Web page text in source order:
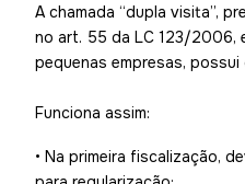
A chamada “dupla visita”,
no art. 55 da LC 123/2006,
pequenas empresas,
Funciona assim:
• Na primeira fiscalização,